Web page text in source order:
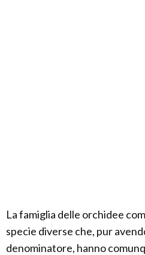
La famiglia delle orchidee
specie diverse che, pur
denominatore, hanno